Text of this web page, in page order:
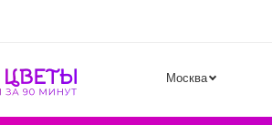
Москва